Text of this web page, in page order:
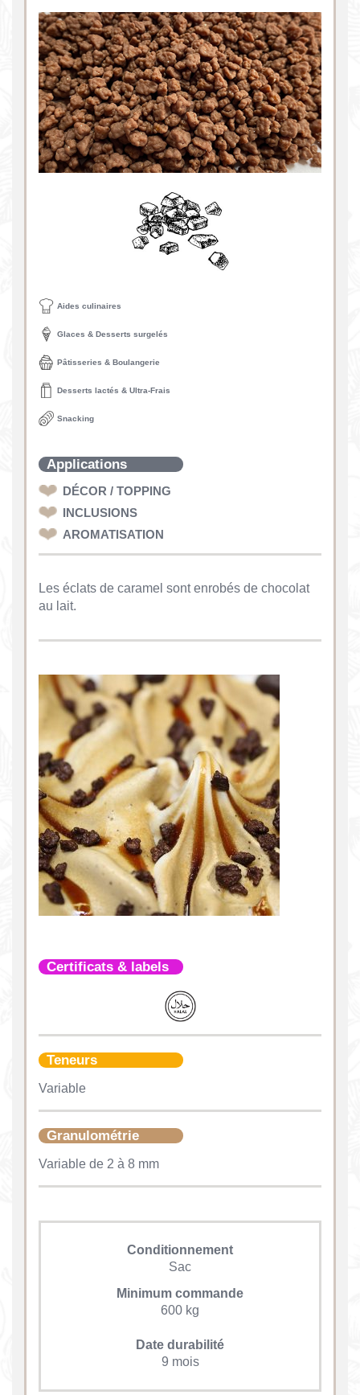
Aides culinaires
Glaces & Desserts surgelés
Pâtisseries & Boulangerie
Desserts lactés & Ultra-Frais
Snacking
Applications
DÉCOR / TOPPING
INCLUSIONS
AROMATISATION
Les éclats de caramel sont enrobés de chocolat
au lait.
Certificats & labels
Teneurs
Variable
Granulométrie
Variable de 2 à 8 mm
Conditionnement
Sac
Minimum commande
600 kg
Date durabilité
9 mois